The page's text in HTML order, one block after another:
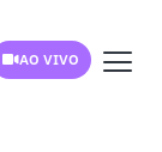
AO VIVO